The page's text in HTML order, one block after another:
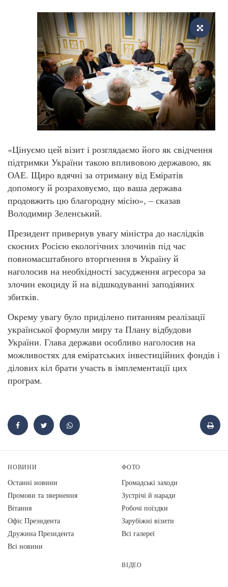
«Цінуємо цей візит і розглядаємо його як свідчення
підтримки України такою впливовою державою, як
ОАЕ. Щиро вдячні за отриману від Еміратів
допомогу й розраховуємо, що ваша держава
продовжить цю благородну місію», – сказав
Володимир Зеленський.
Президент привернув увагу міністра до наслідків
скоєних Росією екологічних злочинів під час
повномасштабного вторгнення в Україну й
наголосив на необхідності засудження агресора за
злочин екоциду й на відшкодуванні заподіяних
збитків.
Окрему увагу було приділено питанням реалізації
української формули миру та Плану відбудови
України. Глава держави особливо наголосив на
можливостях для еміратських інвестиційних фондів і
ділових кіл брати участь в імплементації цих
програм.
НОВИНИ
Останні новини
Промови та звернення
Вiтання
Офіс Президента
Дружина Президента
Всі новини
ФОТО
Громадські заходи
Зустрічі й наради
Робочі поїздки
Зарубіжні візити
Всі галереї
ВІДЕО